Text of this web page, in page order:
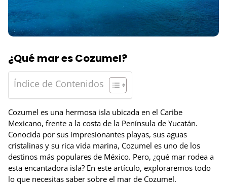
¿Qué mar es Cozumel?
Índice de Contenidos
Cozumel es una hermosa isla ubicada en el Caribe
Mexicano, frente a la costa de la Península de Yucatán.
Conocida por sus impresionantes playas, sus aguas
cristalinas y su rica vida marina, Cozumel es uno de los
destinos más populares de México. Pero, ¿qué mar rodea a
esta encantadora isla? En este artículo, exploraremos todo
lo que necesitas saber sobre el mar de Cozumel.